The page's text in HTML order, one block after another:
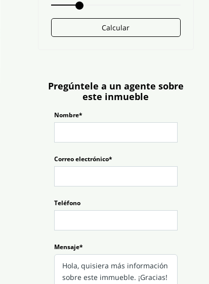
Calcular
Pregúntele a un agente sobre
este inmueble
Nombre*
Correo electrónico*
Teléfono
Mensaje*